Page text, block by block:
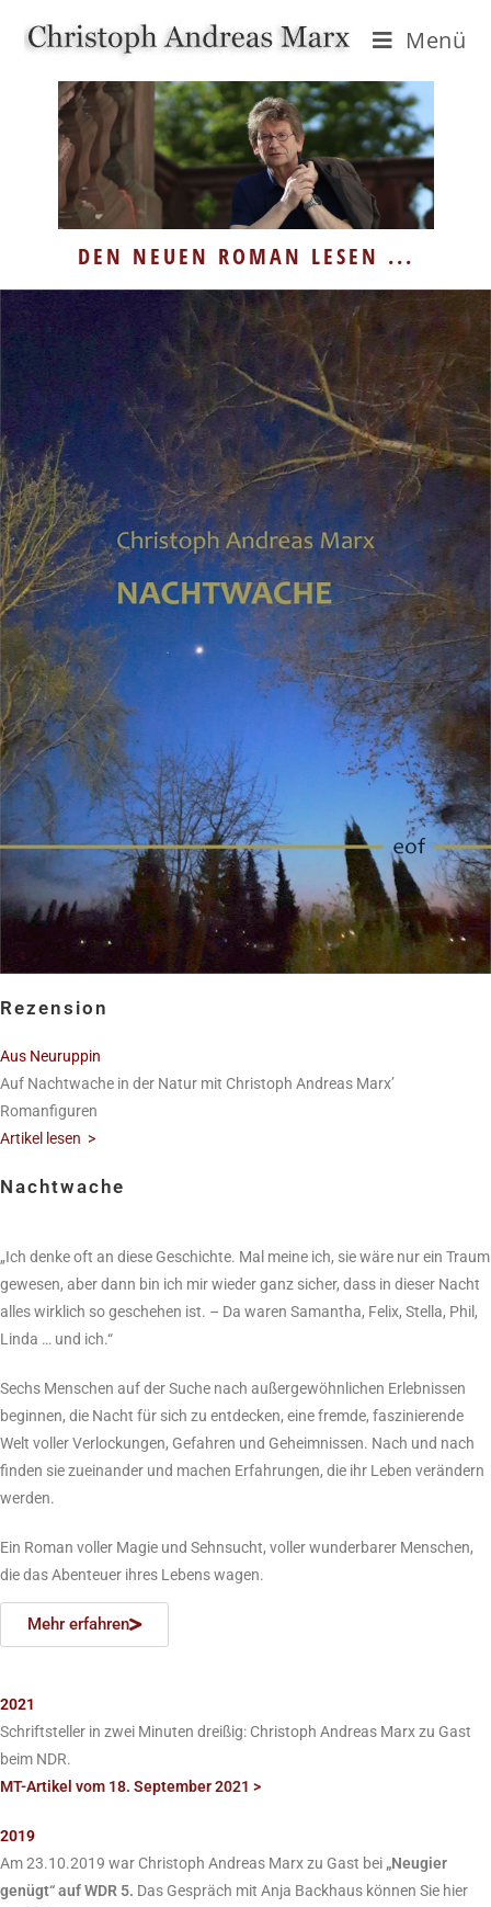
Menü
DEN NEUEN ROMAN LESEN ...
Rezension
Aus Neuruppin
Auf Nachtwache in der Natur mit Christoph Andreas Marx’
Romanfiguren
Artikel lesen >
Nachtwache
„Ich denke oft an diese Geschichte. Mal meine ich, sie wäre nur ein Traum
gewesen, aber dann bin ich mir wieder ganz sicher, dass in dieser Nacht
alles wirklich so geschehen ist. – Da waren Samantha, Felix, Stella, Phil,
Linda … und ich.“
Sechs Menschen auf der Suche nach außergewöhnlichen Erlebnissen
beginnen, die Nacht für sich zu entdecken, eine fremde, faszinierende
Welt voller Verlockungen, Gefahren und Geheimnissen. Nach und nach
finden sie zueinander und machen Erfahrungen, die ihr Leben verändern
werden.
Ein Roman voller Magie und Sehnsucht, voller wunderbarer Menschen,
die das Abenteuer ihres Lebens wagen.
Mehr erfahren
2021
Schriftsteller in zwei Minuten dreißig: Christoph Andreas Marx zu Gast
beim NDR.
MT-Artikel vom 18. September 2021 >
2019
Am 23.10.2019 war Christoph Andreas Marx zu Gast bei „Neugier
genügt“auf WDR 5. Das Gespräch mit Anja Backhaus können Sie hier